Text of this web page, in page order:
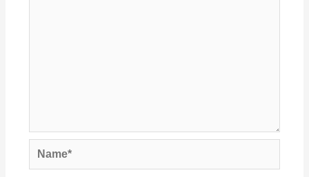
Name*